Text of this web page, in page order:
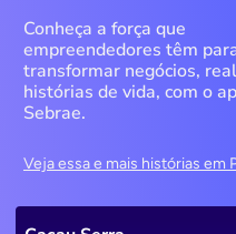
Conheça a força que
empreendedores têm
transformar negócios,
histórias de vida, com o
Sebrae.
Veja essa e mais histórias em